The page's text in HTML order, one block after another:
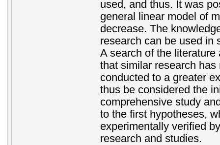
used, and thus. It was
general linear model of
decrease. The
research can be used in
A search of the
that similar research has
conducted to a greater
thus be considered the
comprehensive study
to the first hypotheses,
experimentally verified
research and studies.